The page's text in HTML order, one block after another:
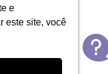
e
este site, você